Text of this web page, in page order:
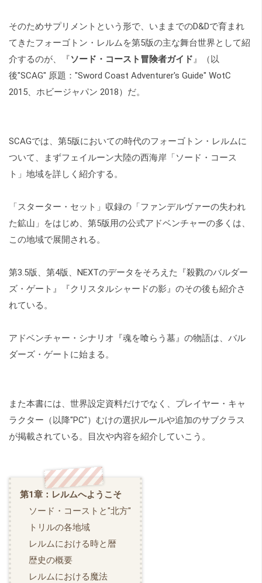
そのためサプリメントという形で、いままでのD&Dで育まれ
てきたフォーゴトン・レルムを第5版の主な舞台世界として紹
介するのが、『ソード・コースト冒険者ガイド』（以
後"SCAG" 原題："Sword Coast Adventurer's Guide" WotC
2015、ホビージャパン 2018）だ。
SCAGでは、第5版においての時代のフォーゴトン・レルムに
ついて、まずフェイルーン大陸の西海岸「ソード・コース
ト」地域を詳しく紹介する。
「スターター・セット」収録の「ファンデルヴァーの失われ
た鉱山」をはじめ、第5版用の公式アドベンチャーの多くは、
この地域で展開される。
第3.5版、第4版、NEXTのデータをそろえた『殺戮のバルダー
ズ・ゲート』『クリスタルシャードの影』のその後も紹介さ
れている。
アドベンチャー・シナリオ『魂を喰らう墓』の物語は、バル
ダーズ・ゲートに始まる。
また本書には、世界設定資料だけでなく、プレイヤー・キャ
ラクター（以降"PC"）むけの選択ルールや追加のサブクラス
が掲載されている。目次や内容を紹介していこう。
第1章：レルムへようこそ
ソード・コーストと"北方"
トリルの各地域
レルムにおける時と暦
歴史の概要
レルムにおける魔法